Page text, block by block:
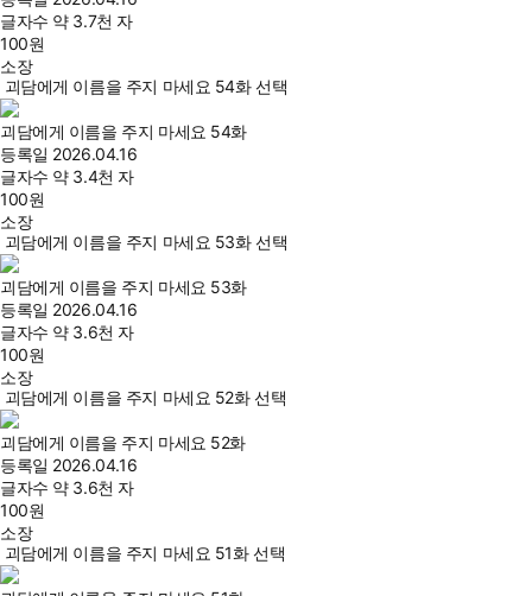
글자수 약 3.7천 자
100원
소장
괴담에게 이름을 주지 마세요 54화 선택
괴담에게 이름을 주지 마세요 54화
등록일 2026.04.16
글자수 약 3.4천 자
100원
소장
괴담에게 이름을 주지 마세요 53화 선택
괴담에게 이름을 주지 마세요 53화
등록일 2026.04.16
글자수 약 3.6천 자
100원
소장
괴담에게 이름을 주지 마세요 52화 선택
괴담에게 이름을 주지 마세요 52화
등록일 2026.04.16
글자수 약 3.6천 자
100원
소장
괴담에게 이름을 주지 마세요 51화 선택